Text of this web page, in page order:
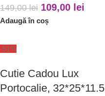
149,00lei 109,00 lei
Adaugă în coș
-51%
Cutie Cadou Lux
Portocalie, 32*25*11.5